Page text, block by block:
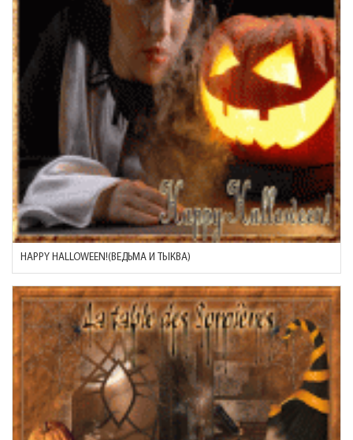
HAPPY HALLOWEEN!(ВЕДЬМА И ТЫКВА)